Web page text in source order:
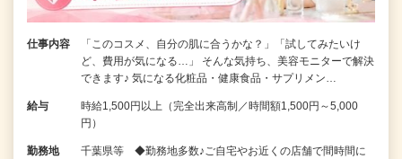
仕事内容
「このコスメ、自分の肌に合うかな？」「試してみたいけ
ど、費用が気になる…」 そんな気持ち、美容モニターで解決
できます♪ 気になる化粧品・健康食品・サプリメン…
給与
時給1,500円以上（完全出来高制／時間額1,500円～5,000
円）
勤務地
千葉県等 ◆勤務地多数♪ご自宅やお近くの店舗で間時間に